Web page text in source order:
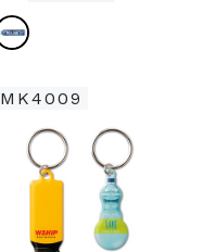
MK4009